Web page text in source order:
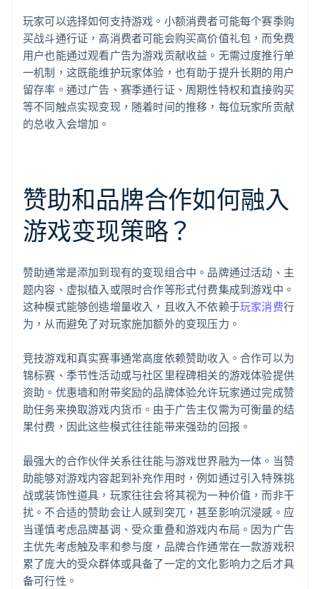
玩家可以选择如何支持游戏。小额消费者可能每个赛季购
买战斗通行证，高消费者可能会购买高价值礼包，而免费
用户也能通过观看广告为游戏贡献收益。无需过度推行单
一机制，这既能维护玩家体验，也有助于提升长期的用户
留存率。通过广告、赛季通行证、周期性特权和直接购买
等不同触点实现变现，随着时间的推移，每位玩家所贡献
的总收入会增加。
赞助和品牌合作如何融入
游戏变现策略？
赞助通常是添加到现有的变现组合中。品牌通过活动、主
题内容、虚拟植入或限时合作等形式付费集成到游戏中。
这种模式能够创造增量收入，且收入不依赖于玩家消费行
为，从而避免了对玩家施加额外的变现压力。
竞技游戏和真实赛事通常高度依赖赞助收入。合作可以为
锦标赛、季节性活动或与社区里程碑相关的游戏体验提供
资助。优惠墙和附带奖励的品牌体验允许玩家通过完成赞
助任务来换取游戏内货币。由于广告主仅需为可衡量的结
果付费，因此这些模式往往能带来强劲的回报。
最强大的合作伙伴关系往往能与游戏世界融为一体。当赞
助能够对游戏内容起到补充作用时，例如通过引入特殊挑
战或装饰性道具，玩家往往会将其视为一种价值，而非干
扰。不合适的赞助会让人感到突兀，甚至影响沉浸感。应
当谨慎考虑品牌基调、受众重叠和游戏内布局。因为广告
主优先考虑触及率和参与度，品牌合作通常在一款游戏积
累了庞大的受众群体或具备了一定的文化影响力之后才具
备可行性。